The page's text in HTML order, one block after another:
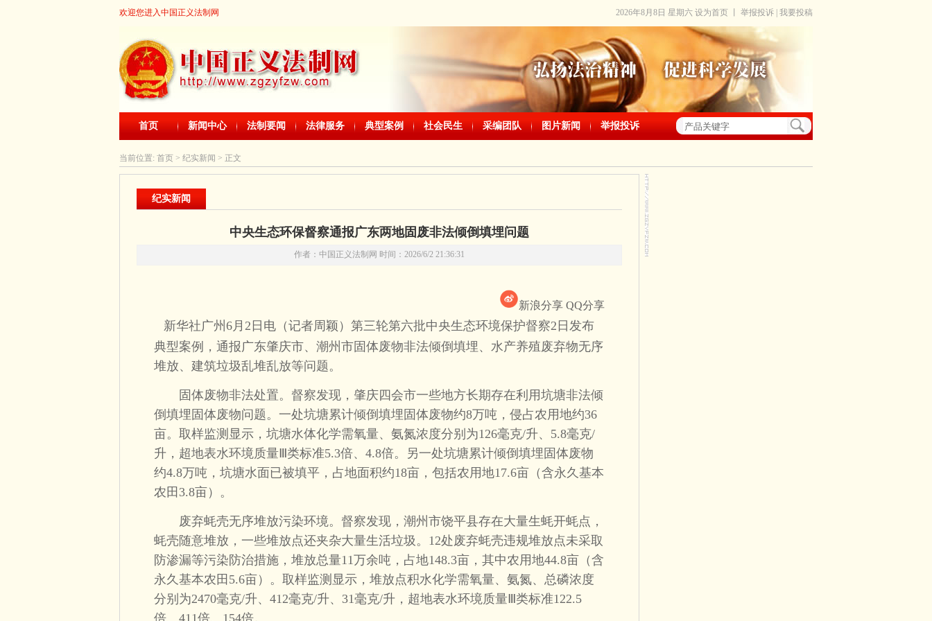
欢迎您进入中国正义法制网 2026年8月8日 星期六 设为首页 举报投诉 我要投稿
首页 新闻中心 法制要闻 法律服务 典型案例 社会民生 采编团队 图片新闻 举报投诉
当前位置: 首页 > 纪实新闻 > 正文
纪实新闻
中央生态环保督察通报广东两地固废非法倾倒填埋问题
作者：中国正义法制网 时间：2026/6/2 21:36:31
新浪分享 QQ分享
新华社广州6月2日电（记者周颖）第三轮第六批中央生态环境保护督察2日发布
典型案例，通报广东肇庆市、潮州市固体废物非法倾倒填埋、水产养殖废弃物无序
堆放、建筑垃圾乱堆乱放等问题。
固体废物非法处置。督察发现，肇庆四会市一些地方长期存在利用坑塘非法倾
倒填埋固体废物问题。一处坑塘累计倾倒填埋固体废物约8万吨，侵占农用地约36
亩。取样监测显示，坑塘水体化学需氧量、氨氮浓度分别为126毫克/升、5.8毫克/
升，超地表水环境质量Ⅲ类标准5.3倍、4.8倍。另一处坑塘累计倾倒填埋固体废物
约4.8万吨，坑塘水面已被填平，占地面积约18亩，包括农用地17.6亩（含永久基本
农田3.8亩）。
废弃蚝壳无序堆放污染环境。督察发现，潮州市饶平县存在大量生蚝开蚝点，
蚝壳随意堆放，一些堆放点还夹杂大量生活垃圾。12处废弃蚝壳违规堆放点未采取
防渗漏等污染防治措施，堆放总量11万余吨，占地148.3亩，其中农用地44.8亩（含
永久基本农田5.6亩）。取样监测显示，堆放点积水化学需氧量、氨氮、总磷浓度
分别为2470毫克/升、412毫克/升、31毫克/升，超地表水环境质量Ⅲ类标准122.5
倍、411倍、154倍。